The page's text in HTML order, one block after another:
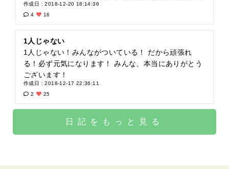
張ろうと思います！
作成日 : 2018-12-20 18:14:36
4
16
1人じゃない
1人じゃない！みんながついている！ だから頑張れ
る！必ず元気になります！ みんな、本当にありがとう
ございます！
作成日 : 2018-12-17 22:36:11
2
25
日記をもっと見る